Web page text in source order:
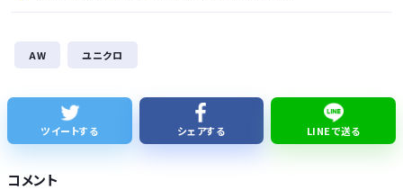
1人でタイ旅行って危ないの？
AW ユニクロ
ツイートする シェアする LINEで送る
コメント